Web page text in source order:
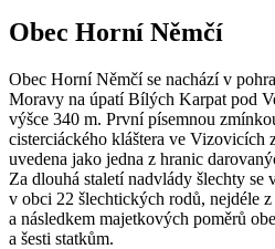
Obec Horní Němčí
Obec Horní Němčí se nachází v
Moravy na úpatí Bílých Karpat pod
výšce 340 m. První písemnou
cisterciáckého kláštera ve Vizovicích
uvedena jako jedna z hranic
Za dlouhá staletí nadvlády šlechty se
v obci 22 šlechtických rodů, nejdéle
a následkem majetkových poměrů
a šesti statkům.